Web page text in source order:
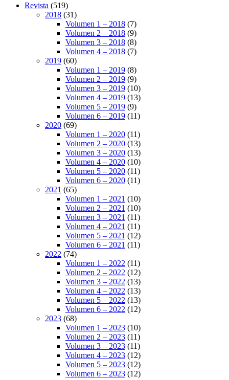
Revista (519)
2018 (31)
Volumen 1 – 2018 (7)
Volumen 2 – 2018 (9)
Volumen 3 – 2018 (8)
Volumen 4 – 2018 (7)
2019 (60)
Volumen 1 – 2019 (8)
Volumen 2 – 2019 (9)
Volumen 3 – 2019 (10)
Volumen 4 – 2019 (13)
Volumen 5 – 2019 (9)
Volumen 6 – 2019 (11)
2020 (69)
Volumen 1 – 2020 (11)
Volumen 2 – 2020 (13)
Volumen 3 – 2020 (13)
Volumen 4 – 2020 (10)
Volumen 5 – 2020 (11)
Volumen 6 – 2020 (11)
2021 (65)
Volumen 1 – 2021 (10)
Volumen 2 – 2021 (10)
Volumen 3 – 2021 (11)
Volumen 4 – 2021 (11)
Volumen 5 – 2021 (12)
Volumen 6 – 2021 (11)
2022 (74)
Volumen 1 – 2022 (11)
Volumen 2 – 2022 (12)
Volumen 3 – 2022 (13)
Volumen 4 – 2022 (13)
Volumen 5 – 2022 (13)
Volumen 6 – 2022 (12)
2023 (68)
Volumen 1 – 2023 (10)
Volumen 2 – 2023 (11)
Volumen 3 – 2023 (11)
Volumen 4 – 2023 (12)
Volumen 5 – 2023 (12)
Volumen 6 – 2023 (12)